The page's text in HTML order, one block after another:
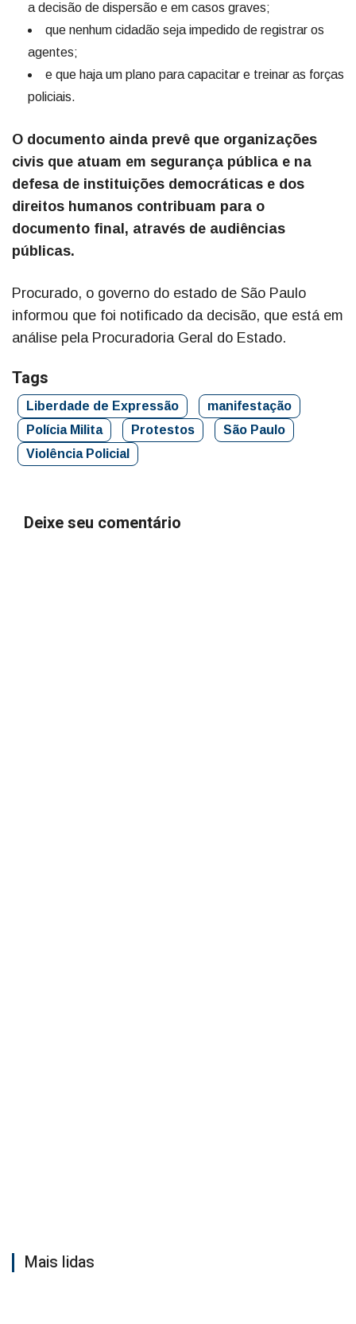
a decisão de dispersão e em casos graves;
que nenhum cidadão seja impedido de registrar os
agentes;
e que haja um plano para capacitar e treinar as forças
policiais.
O documento ainda prevê que organizações
civis que atuam em segurança pública e na
defesa de instituições democráticas e dos
direitos humanos contribuam para o
documento final, através de audiências
públicas.
Procurado, o governo do estado de São Paulo
informou que foi notificado da decisão, que está em
análise pela Procuradoria Geral do Estado.
Tags
Liberdade de Expressão
manifestação
Polícia Milita
Protestos
São Paulo
Violência Policial
Deixe seu comentário
Mais lidas